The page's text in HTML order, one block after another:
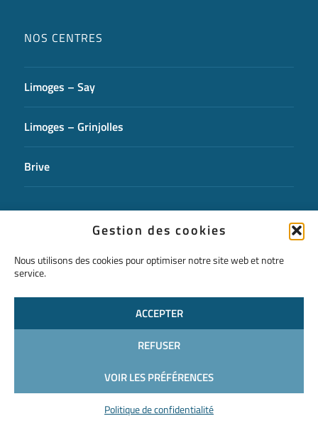
Gestion des cookies
Nous utilisons des cookies pour optimiser notre site web et notre
service.
ACCEPTER
REFUSER
VOIR LES PRÉFÉRENCES
Politique de confidentialité
NOS CENTRES
Limoges – Say
Limoges – Grinjolles
Brive
CONTACTEZ-NOUS
Politique de confidentialité
Plan de site